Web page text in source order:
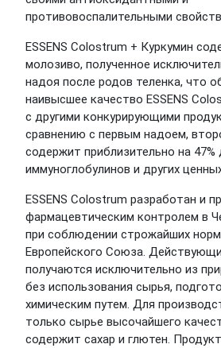
противовоспалительными
ESSENS Colostrum + Куркумин
молозиво, полученное
надоя после родов теленка, что
наивысшее качество ESSENS
с другими конкурирующими
сравнению с первым надоем,
содержит приблизительно на 47%
иммуноглобулинов и других
ESSENS Colostrum разработан и
фармацевтическим контролем в
при соблюдении строжайших норм
Европейского Союза.
получаются исключительно из
без использования сырья,
химическим путем. Для
только сырье высочайшего
содержит сахар и глютен.